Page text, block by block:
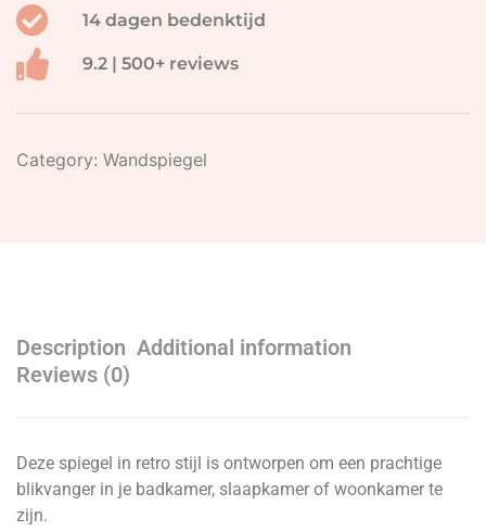
14 dagen bedenktijd
9.2 | 500+ reviews
Category: Wandspiegel
Description Additional information
Reviews (0)
Deze spiegel in retro stijl is ontworpen om een prachtige
blikvanger in je badkamer, slaapkamer of woonkamer te
zijn.